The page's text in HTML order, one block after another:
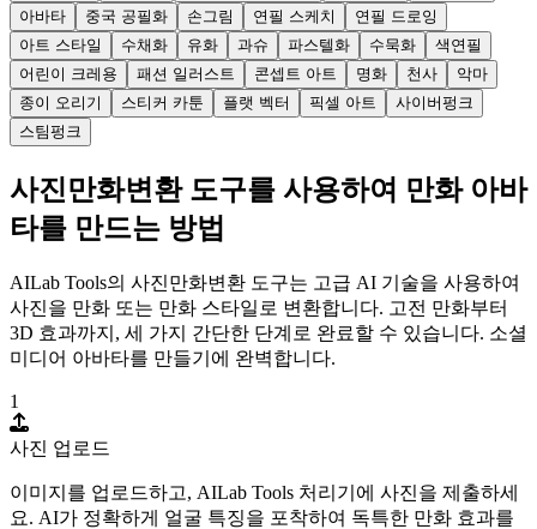
아바타 중국 공필화 손그림 연필 스케치
연필 드로잉
아트 스타일
수채화 유화 과슈 파스텔화 수묵화
색연필
어린이 크레용
패션 일러스트 콘셉트 아트 명화 천사
악마
종이 오리기
스티커 카툰 플랫 벡터 픽셀 아트
사이버펑크
스팀펑크
사진만화변환 도구를 사용하여 만화 아바
타를 만드는 방법
AILab Tools의 사진만화변환 도구는 고급 AI 기술을 사용하여
사진을 만화 또는 만화 스타일로 변환합니다. 고전 만화부터
3D 효과까지, 세 가지 간단한 단계로 완료할 수 있습니다. 소셜
미디어 아바타를 만들기에 완벽합니다.
1
사진 업로드
이미지를 업로드하고, AILab Tools 처리기에 사진을 제출하세
요. AI가 정확하게 얼굴 특징을 포착하여 독특한 만화 효과를